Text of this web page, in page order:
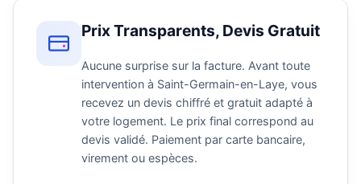
Prix Transparents, Devis Gratuit
Aucune surprise sur la facture. Avant toute
intervention à Saint-Germain-en-Laye, vous
recevez un devis chiffré et gratuit adapté à
votre logement. Le prix final correspond au
devis validé. Paiement par carte bancaire,
virement ou espèces.